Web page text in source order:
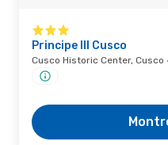
Principe III Cusco
Cusco Historic Center, Cusco